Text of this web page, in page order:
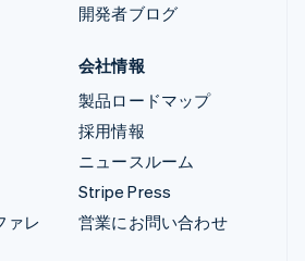
開発者ブログ
ァレ
会社情報
製品ロードマップ
採用情報
ニュースルーム
Stripe Press
営業にお問い合わせ